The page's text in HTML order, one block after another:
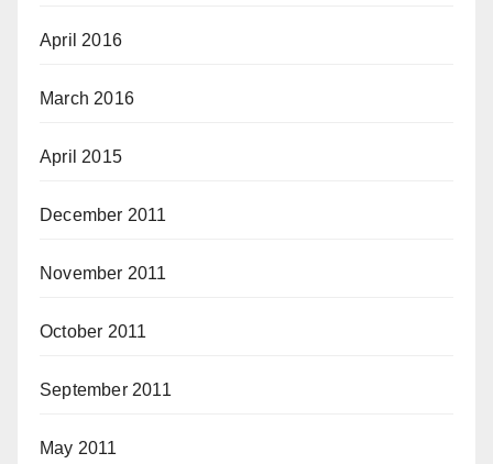
April 2016
March 2016
April 2015
December 2011
November 2011
October 2011
September 2011
May 2011